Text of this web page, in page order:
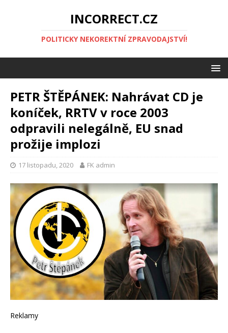
INCORRECT.CZ
POLITICKY NEKOREKTNÍ ZPRAVODAJSTVÍ!
PETR ŠTĚPÁNEK: Nahrávat CD je
koníček, RRTV v roce 2003
odpravili nelegálně, EU snad
prožije implozi
17 listopadu, 2020 FK admin
Reklamy